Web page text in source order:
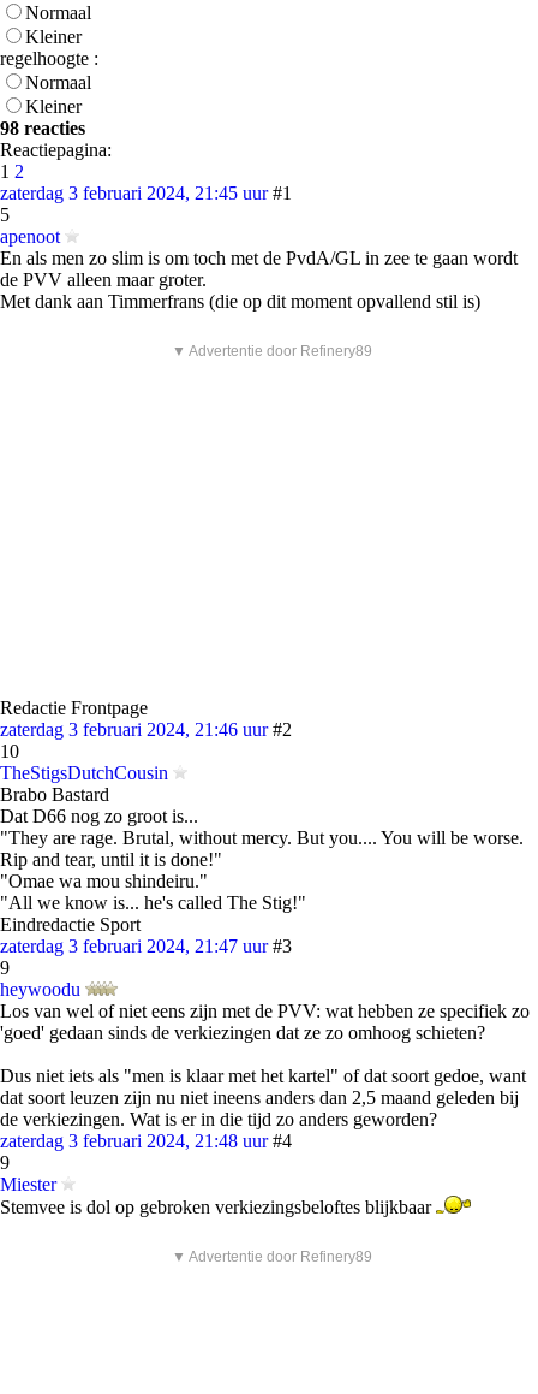
Normaal
Kleiner
regelhoogte :
Normaal
Kleiner
98 reacties
Reactiepagina:
1 2
zaterdag 3 februari 2024, 21:45 uur #1
5
apenoot
En als men zo slim is om toch met de PvdA/GL in zee te gaan wordt
de PVV alleen maar groter.
Met dank aan Timmerfrans (die op dit moment opvallend stil is)
▼ Advertentie door Refinery89
Redactie Frontpage
zaterdag 3 februari 2024, 21:46 uur #2
10
TheStigsDutchCousin
Brabo Bastard
Dat D66 nog zo groot is...
"They are rage. Brutal, without mercy. But you.... You will be worse.
Rip and tear, until it is done!"
"Omae wa mou shindeiru."
"All we know is... he's called The Stig!"
Eindredactie Sport
zaterdag 3 februari 2024, 21:47 uur #3
9
heywoodu
Los van wel of niet eens zijn met de PVV: wat hebben ze specifiek zo
'goed' gedaan sinds de verkiezingen dat ze zo omhoog schieten?
Dus niet iets als "men is klaar met het kartel" of dat soort gedoe, want
dat soort leuzen zijn nu niet ineens anders dan 2,5 maand geleden bij
de verkiezingen. Wat is er in die tijd zo anders geworden?
zaterdag 3 februari 2024, 21:48 uur #4
9
Miester
Stemvee is dol op gebroken verkiezingsbeloftes blijkbaar
▼ Advertentie door Refinery89